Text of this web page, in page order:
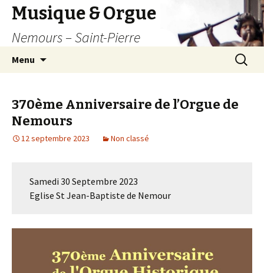
Musique & Orgue
Nemours – Saint-Pierre
Menu
370ème Anniversaire de l’Orgue de
Nemours
12 septembre 2023 Non classé
Samedi 30 Septembre 2023
Eglise St Jean-Baptiste de Nemour